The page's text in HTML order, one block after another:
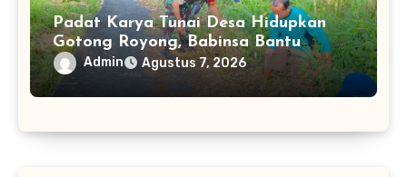
Padat Karya Tunai Desa Hidupkan
Gotong Royong, Babinsa Bantu
Bersihkan Akses Warga
Admin Agustus 7, 2026